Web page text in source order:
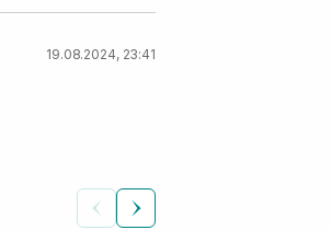
19.08.2024, 23:41